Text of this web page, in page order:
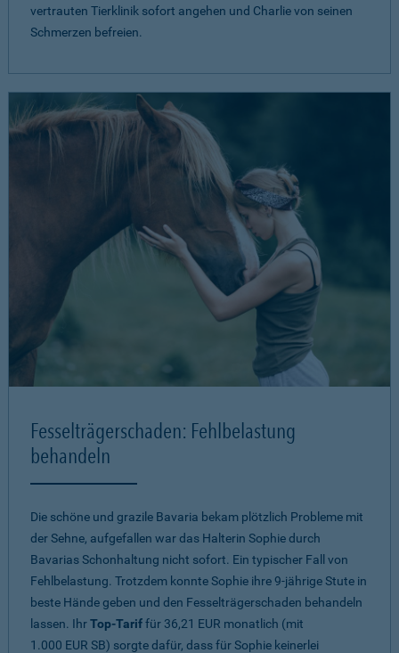
vertrauten Tierklinik sofort angehen und Charlie von seinen
Schmerzen befreien.
Fesselträgerschaden: Fehlbelastung
behandeln
Die schöne und grazile Bavaria bekam plötzlich Probleme mit
der Sehne, aufgefallen war das Halterin Sophie durch
Bavarias Schonhaltung nicht sofort. Ein typischer Fall von
Fehlbelastung. Trotzdem konnte Sophie ihre 9-jährige Stute in
beste Hände geben und den Fesselträgerschaden behandeln
lassen. IhrTop-Tariffür 36,21 EUR monatlich (mit
1.000 EUR SB) sorgte dafür, dass für Sophie keinerlei